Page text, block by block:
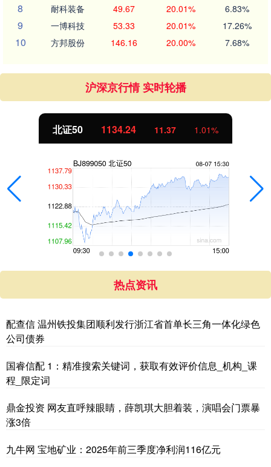
8 耐科装备 49.67 20.01% 6.83%
9 一博科技 53.33 20.01% 17.26%
10 方邦股份 146.16 20.00% 7.68%
沪深京行情 实时轮播
北证50 1134.24 11.37 1.01%
热点资讯
配查信 温州铁投集团顺利发行浙江省首单长三角一体化绿色
公司债券
国睿信配 1：精准搜索关键词，获取有效评价信息_机构_课
程_限定词
鼎金投资 网友直呼辣眼睛，薛凯琪大胆着装，演唱会门票暴
涨3倍
九牛网 宝地矿业：2025年前三季度净利润116亿元